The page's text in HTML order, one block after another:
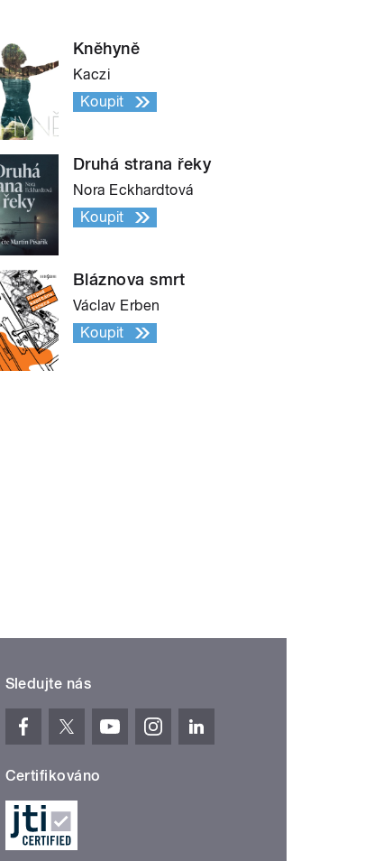
Kněhyně
Kaczi
Koupit
Druhá strana řeky
Nora Eckhardtová
Koupit
Bláznova smrt
Václav Erben
Koupit
Sledujte nás
Certifikováno